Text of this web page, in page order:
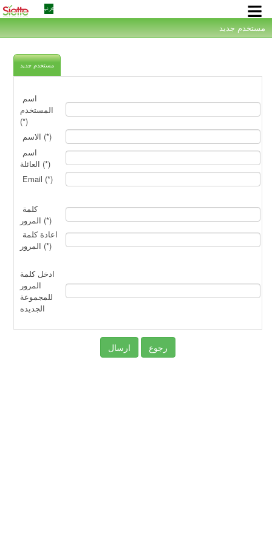
مستخدم جديد
×
مستخدم جديد
المستخدم
(*)
الاسم (*)
العائلة (*)
Email (*)
المرور (*)
المرور (*)
ادخل كلمة
المرور
للمجموعة
الجديده